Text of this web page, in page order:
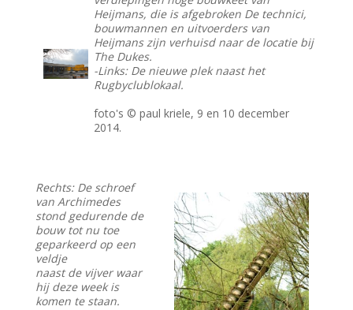
Heijmans, die is afgebroken De technici,
bouwmannen en uitvoerders van
Heijmans zijn verhuisd naar de locatie bij
The Dukes.
-Links: De nieuwe plek naast het
Rugbyclublokaal.
foto's © paul kriele, 9 en 10 december
2014.
Rechts: De schroef
van Archimedes
stond gedurende de
bouw tot nu toe
geparkeerd op een
veldje
naast de vijver waar
hij deze week is
komen te staan.